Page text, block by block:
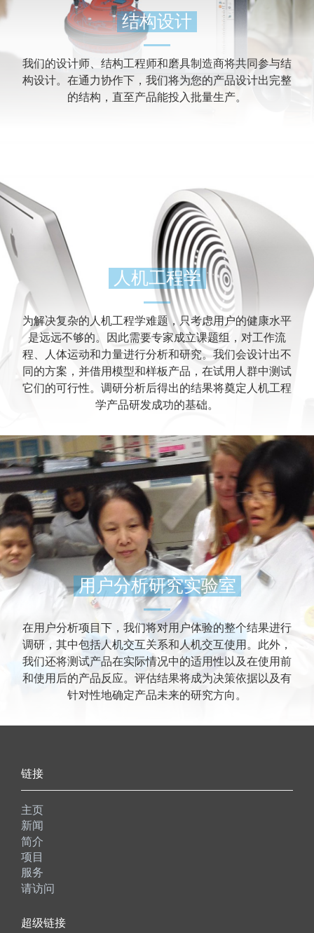
结构设计
我们的设计师、结构工程师和磨具制造商将共同参与结
构设计。在通力协作下，我们将为您的产品设计出完整
的结构，直至产品能投入批量生产。
人机工程学
为解决复杂的人机工程学难题，只考虑用户的健康水平
是远远不够的。因此需要专家成立课题组，对工作流
程、人体运动和力量进行分析和研究。我们会设计出不
同的方案，并借用模型和样板产品，在试用人群中测试
它们的可行性。调研分析后得出的结果将奠定人机工程
学产品研发成功的基础。
用户分析研究实验室
在用户分析项目下，我们将对用户体验的整个结果进行
调研，其中包括人机交互关系和人机交互使用。此外，
我们还将测试产品在实际情况中的适用性以及在使用前
和使用后的产品反应。评估结果将成为决策依据以及有
针对性地确定产品未来的研究方向。
链接
主页
新闻
简介
项目
服务
请访问
超级链接